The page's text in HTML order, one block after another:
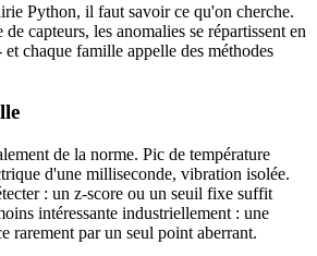
Python, il faut savoir ce qu'on cherche.
capteurs, les anomalies se répartissent en
chaque famille appelle des méthodes
de la norme. Pic de température
d'une milliseconde, vibration isolée.
: un z-score ou un seuil fixe suffit
intéressante industriellement : une
rarement par un seul point aberrant.